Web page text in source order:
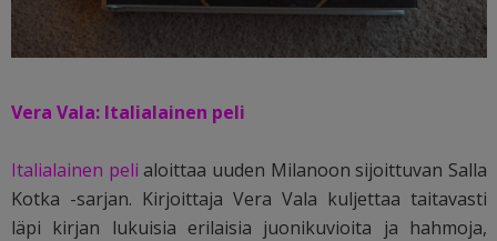
Vera Vala: Italialainen peli
Italialainen peli aloittaa uuden Milanoon sijoittuvan Salla
Kotka -sarjan. Kirjoittaja Vera Vala kuljettaa taitavasti
läpi kirjan lukuisia erilaisia juonikuvioita ja hahmoja,